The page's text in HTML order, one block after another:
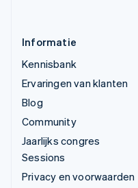
Informatie
Kennisbank
Ervaringen van klanten
Blog
Community
Jaarlijks congres
Sessions
Privacy en voorwaarden